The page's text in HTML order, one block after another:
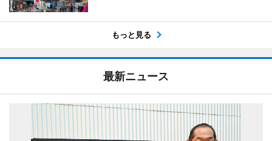
もっと見る
最新ニュース